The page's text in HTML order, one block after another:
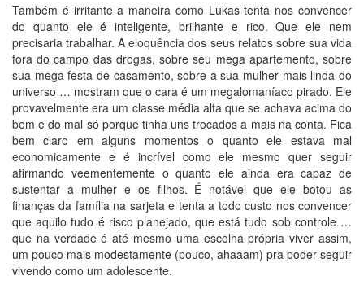
Também é irritante a maneira como Lukas tenta nos convencer
do quanto ele é inteligente, brilhante e rico. Que ele nem
precisaria trabalhar. A eloquência dos seus relatos sobre sua vida
fora do campo das drogas, sobre seu mega apartemento, sobre
sua mega festa de casamento, sobre a sua mulher mais linda do
universo … mostram que o cara é um megalomaníaco pirado. Ele
provavelmente era um classe média alta que se achava acima do
bem e do mal só porque tinha uns trocados a mais na conta. Fica
bem claro em alguns momentos o quanto ele estava mal
economicamente e é incrível como ele mesmo quer seguir
afirmando veementemente o quanto ele ainda era capaz de
sustentar a mulher e os filhos. É notável que ele botou as
finanças da família na sarjeta e tenta a todo custo nos convencer
que aquilo tudo é risco planejado, que está tudo sob controle …
que na verdade é até mesmo uma escolha própria viver assim,
um pouco mais modestamente (pouco, ahaaam) pra poder seguir
vivendo como um adolescente.